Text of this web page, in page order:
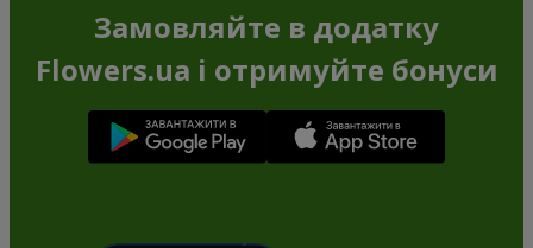
Замовляйте в додатку
Flowers.ua і отримуйте бонуси